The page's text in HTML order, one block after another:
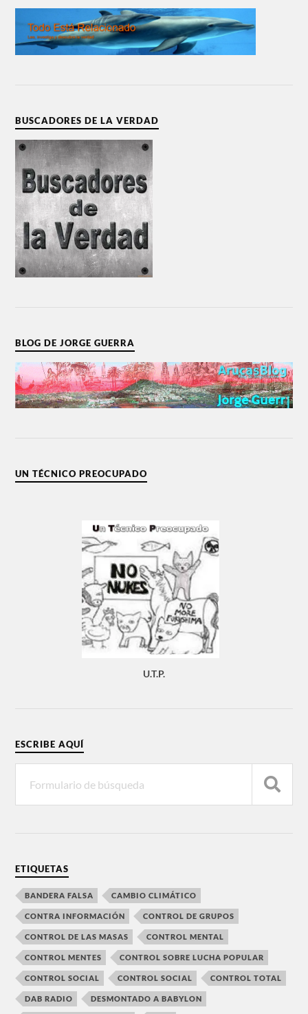
BUSCADORES DE LA VERDAD
BLOG DE JORGE GUERRA
UN TÉCNICO PREOCUPADO
U.T.P.
ESCRIBE AQUÍ
ETIQUETAS
BANDERA FALSA CAMBIO CLIMÁTICO
CONTRA INFORMACIÓN CONTROL DE GRUPOS
CONTROL DE LAS MASAS CONTROL MENTAL
CONTROL MENTES CONTROL SOBRE LUCHA POPULAR
CONTROL SOCIAL CONTROL SOCIAL CONTROL TOTAL
DAB RADIO DESMONTADO A BABYLON